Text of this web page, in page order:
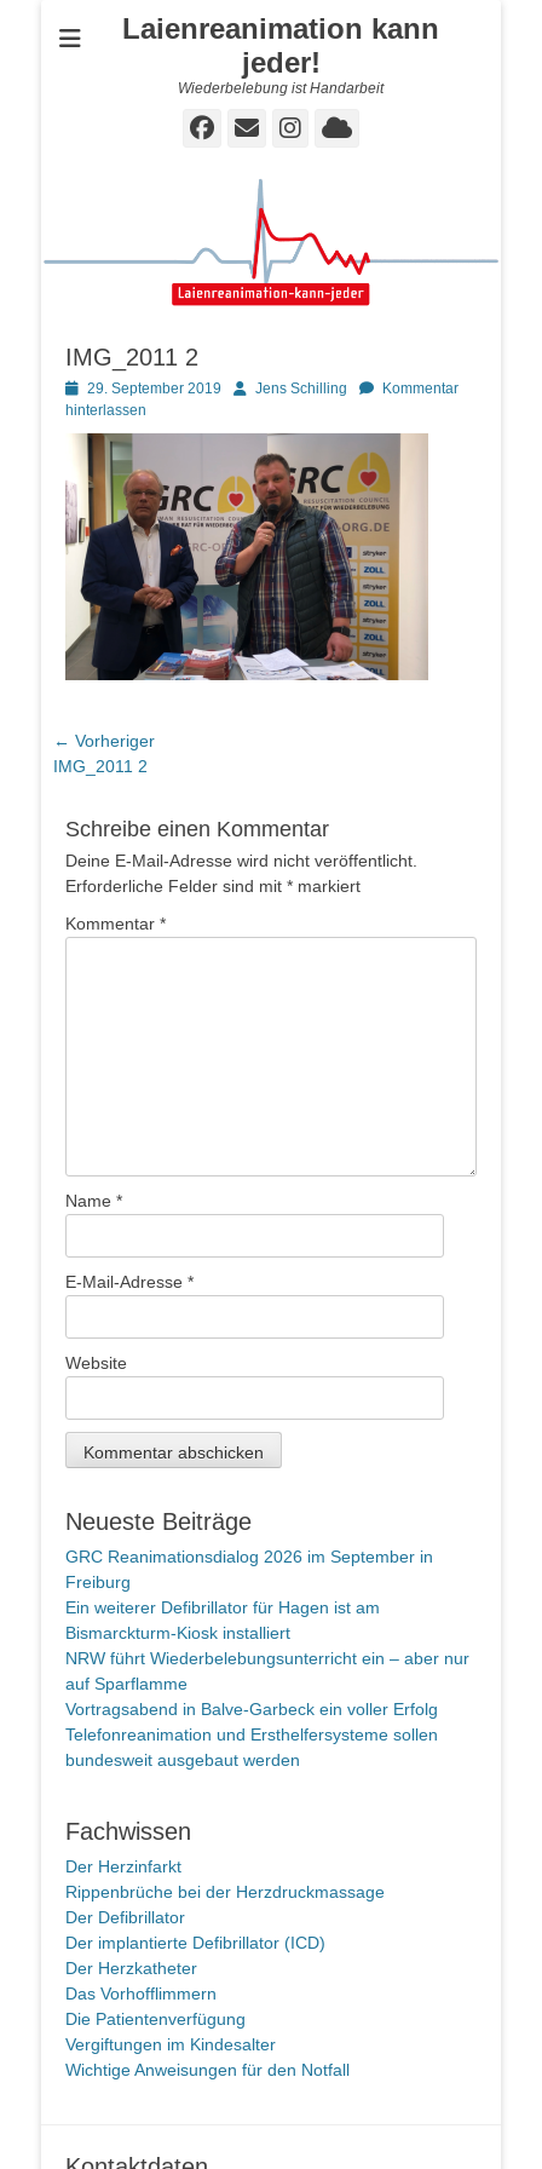
Laienreanimation kann
jeder!
Wiederbelebung ist Handarbeit
Facebook
E-
Instagram
Cloud
IMG_2011 2
Posted
on
29. September 2019 AutorJens Schilling
Kommentar
hinterlassen
Beitragsnavigation
← Vorheriger
Vorheriger
IMG_2011 2
Schreibe einen Kommentar
Deine E-Mail-Adresse wird nicht veröffentlicht.
Erforderliche Felder sind mit * markiert
Kommentar *
Name *
E-Mail-Adresse *
Website
Neueste Beiträge
GRC Reanimationsdialog 2026 im September in
Freiburg
Ein weiterer Defibrillator für Hagen ist am
Bismarckturm-Kiosk installiert
NRW führt Wiederbelebungsunterricht ein – aber nur
auf Sparflamme
Vortragsabend in Balve-Garbeck ein voller Erfolg
Telefonreanimation und Ersthelfersysteme sollen
bundesweit ausgebaut werden
Fachwissen
Der Herzinfarkt
Rippenbrüche bei der Herzdruckmassage
Der Defibrillator
Der implantierte Defibrillator (ICD)
Der Herzkatheter
Das Vorhofflimmern
Die Patientenverfügung
Vergiftungen im Kindesalter
Wichtige Anweisungen für den Notfall